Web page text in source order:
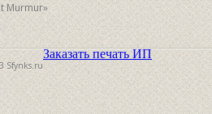
Murmur»
Sfynks.ru
Заказать печать ИП